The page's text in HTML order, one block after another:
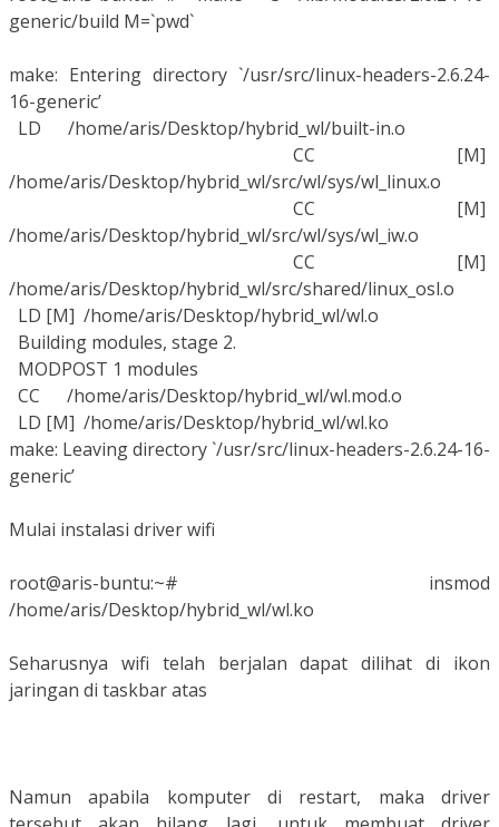
generic/build M=`pwd`
make: Entering directory `/usr/src/linux-headers-2.6.24-
16-generic’
LD /home/aris/Desktop/hybrid_wl/built-in.o
CC [M]
/home/aris/Desktop/hybrid_wl/src/wl/sys/wl_linux.o
CC [M]
/home/aris/Desktop/hybrid_wl/src/wl/sys/wl_iw.o
CC [M]
/home/aris/Desktop/hybrid_wl/src/shared/linux_osl.o
LD [M] /home/aris/Desktop/hybrid_wl/wl.o
Building modules, stage 2.
MODPOST 1 modules
CC /home/aris/Desktop/hybrid_wl/wl.mod.o
LD [M] /home/aris/Desktop/hybrid_wl/wl.ko
make: Leaving directory `/usr/src/linux-headers-2.6.24-16-
generic’
Mulai instalasi driver wifi
root@aris-buntu:~# insmod
/home/aris/Desktop/hybrid_wl/wl.ko
Seharusnya wifi telah berjalan dapat dilihat di ikon
jaringan di taskbar atas
Namun apabila komputer di restart, maka driver